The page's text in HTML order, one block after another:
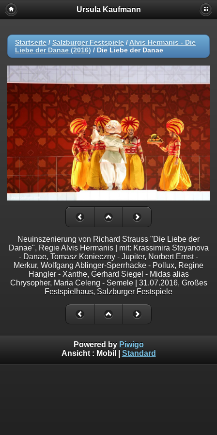
Ursula Kaufmann
Startseite / Salzburger Festspiele / Alvis Hermanis - Die
Liebe der Danae (2016) / Die Liebe der Danae
Neuinszenierung von Richard Strauss "Die Liebe der
Danae", Regie Alvis Hermanis | mit: Krassimira Stoyanova
- Danae, Tomasz Konieczny - Jupiter, Norbert Ernst -
Merkur, Wolfgang Ablinger-Sperrhacke - Pollux, Regine
Hangler - Xanthe, Gerhard Siegel - Midas alias
Chrysopher, Maria Celeng - Semele | 31.07.2016, Großes
Festspielhaus, Salzburger Festspiele
Powered by Piwigo
Ansicht : Mobil Standard